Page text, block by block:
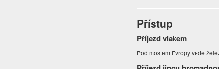
Přístup
Příjezd vlakem
Pod mostem Evropy vede